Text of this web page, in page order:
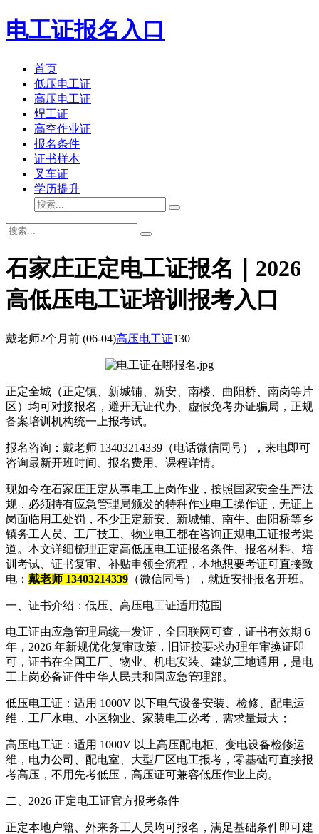
电工证报名入口
首页
低压电工证
高压电工证
焊工证
高空作业证
报名条件
证书样本
叉车证
学历提升
石家庄正定电工证报名｜2026
高低压电工证培训报考入口
戴老师2个月前 (06-04)高压电工证130
正定全城（正定镇、新城铺、新安、南楼、曲阳桥、南岗等片
区）均可对接报名，避开无证代办、虚假免考办证骗局，正规
备案培训机构统一上报考试。
报名咨询：戴老师 13403214339（电话微信同号），来电即可
咨询最新开班时间、报名费用、课程详情。
现如今在石家庄正定从事电工上岗作业，按照国家安全生产法
规，必须持有应急管理局颁发的特种作业电工操作证，无证上
岗面临用工处罚，不少正定新安、新城铺、南牛、曲阳桥等乡
镇务工人员、工厂技工、物业电工都在咨询正规电工证报考渠
道。本文详细梳理正定高低压电工证报名条件、报名材料、培
训考试、证书复审、补贴申领全流程，本地想要考证可直接致
电： 戴老师 13403214339 （微信同号），就近安排报名开班。
一、证书介绍：低压、高压电工证适用范围
电工证由应急管理局统一发证，全国联网可查，证书有效期 6
年，2026 年新规优化复审政策，旧证按要求办理年审换证即
可，证书在全国工厂、物业、机电安装、建筑工地通用，是电
工上岗必备证件中华人民共和国应急管理部。
低压电工证：适用 1000V 以下电气设备安装、检修、配电运
维，工厂水电、小区物业、家装电工必考，需求量最大；
高压电工证：适用 1000V 以上高压配电柜、变电设备检修运
维，电力公司、配电室、大型厂区电工报考，零基础可直接报
考高压，不用先考低压，高压证可兼容低压作业上岗。
二、2026 正定电工证官方报考条件
正定本地户籍、外来务工人员均可报名，满足基础条件即可建